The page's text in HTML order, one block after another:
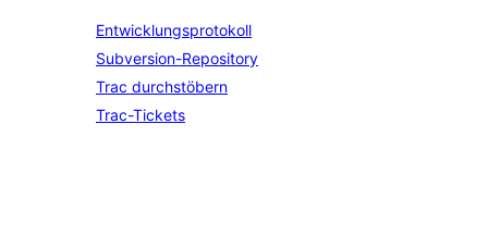
Entwicklungsprotokoll
Subversion-Repository
Trac durchstöbern
Trac-Tickets